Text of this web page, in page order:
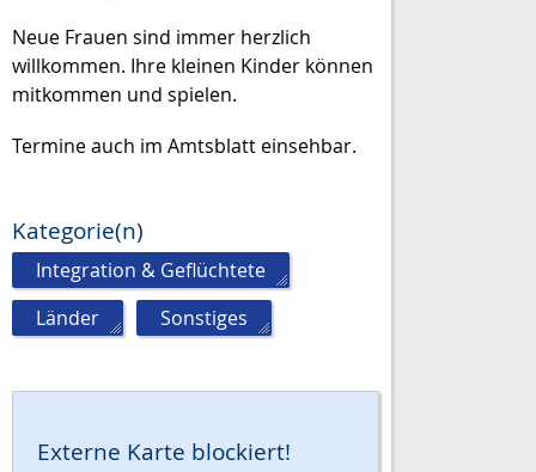
Neue Frauen sind immer herzlich
willkommen. Ihre kleinen Kinder können
mitkommen und spielen.
Termine auch im Amtsblatt einsehbar.
Kategorie(n)
Integration & Geflüchtete
Länder
Sonstiges
Externe Karte blockiert!